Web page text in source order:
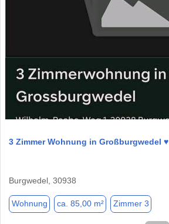
3 Zimmer Wohnung in Großburgwedel ♥️
Burgwedel, 30938
Wohnung ca. 85,00 m² Zimmer 3